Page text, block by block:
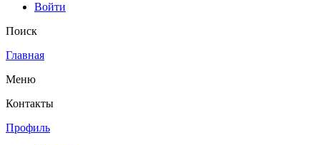
Войти
Поиск
Главная
Меню
Контакты
Профиль